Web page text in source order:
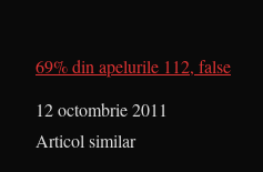
69% din apelurile 112, false
Dată
12 octombrie 2011
În legătură cu
Articol similar